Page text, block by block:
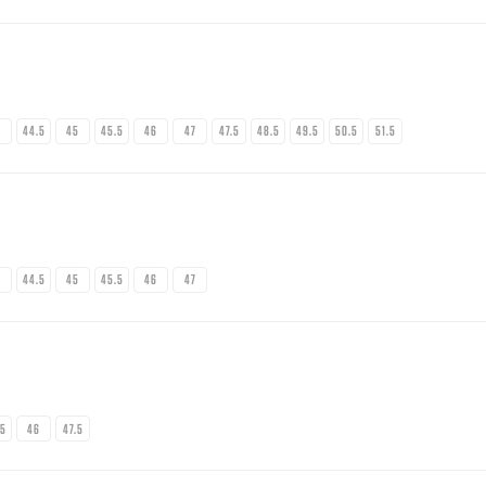
44.5 45 45.5 46 47 47.5 48.5 49.5 50.5 51.5
44.5 45 45.5 46 47
46 47.5